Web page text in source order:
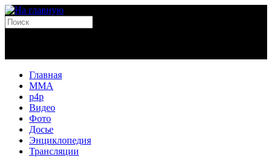
Главная
MMA
p4p
Видео
Фото
Досье
Энциклопедия
Трансляции